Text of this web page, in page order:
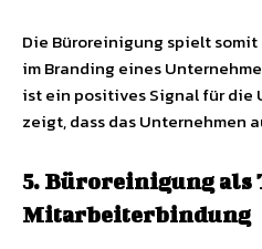
Die Büroreinigung spielt
im Branding eines
ist ein positives Signal für die
zeigt, dass das Unternehmen
5. Büroreinigung als
Mitarbeiterbindung